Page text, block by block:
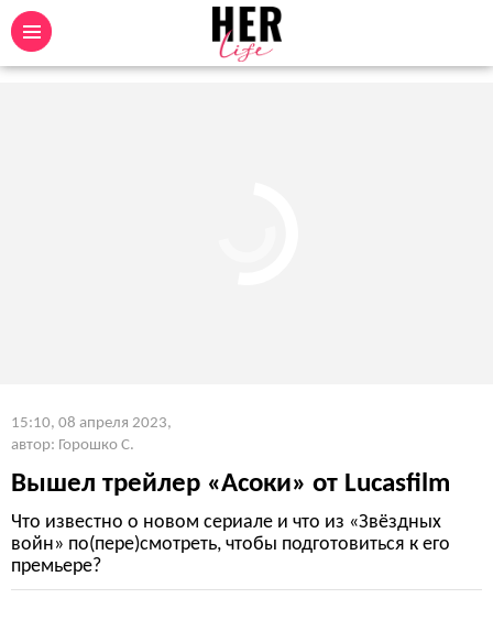
15:10, 08 апреля 2023,
автор: Горошко С.
Вышел трейлер «Асоки» от Lucasfilm
Что известно о новом сериале и что из «Звёздных
войн» по(пере)смотреть, чтобы подготовиться к его
премьере?